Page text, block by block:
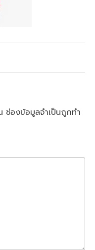
ช่องข้อมูลจำเป็นถูกทำ